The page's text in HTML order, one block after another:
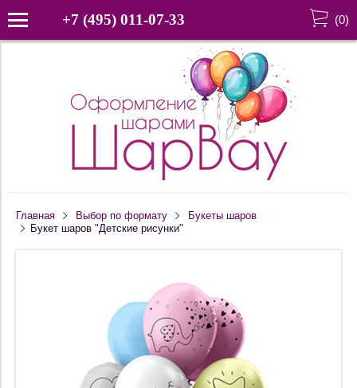
+7 (495) 011-07-33 (0)
Главная Выбор по формату
Букеты шаров
Букет шаров "Детские рисунки"